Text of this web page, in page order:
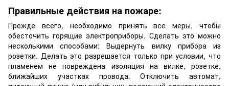
Правильные действия на пожаре:
Прежде всего, необходимо принять все меры, чтобы
обесточить горящие электроприборы. Сделать это можно
несколькими способами: Выдернуть вилку прибора из
розетки. Делать это разрешается только при условии, что
пламенем не повреждена изоляция на вилке, розетке,
ближайших участках провода. Отключить автомат,